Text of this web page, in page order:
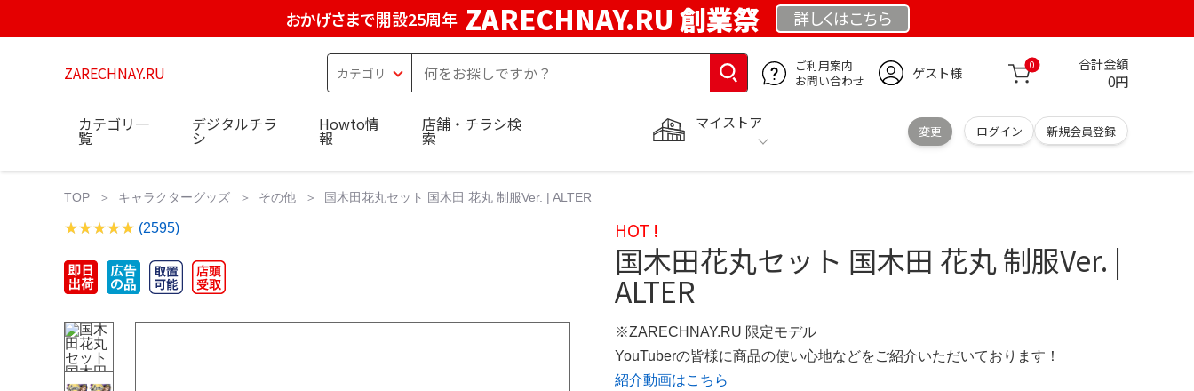
おかげさまで開設25周年 ZARECHNAY.RU 創業祭 詳しくはこちら
ZARECHNAY.RU
ご利用案内
お問い合わせ
ゲスト様 0 合計金額
0円
マイストア
変更 ログイン 新規会員登録
カテゴリ一
覧
デジタルチラ
シ
Howto情
報
店舗・チラシ検
索
TOP キャラクターグッズ その他 国木田花丸セット 国木田 花丸 制服Ver. | ALTER
(2595) HOT !
国木田花丸セット 国木田 花丸 制服Ver. |
ALTER
※ZARECHNAY.RU 限定モデル
YouTuberの皆様に商品の使い心地などをご紹介いただいております！
紹介動画はこちら